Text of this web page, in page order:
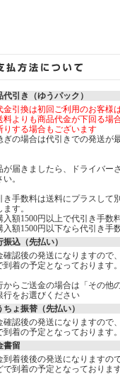
代引き（ゆうパック）
引換は初回ご利用のお客様
よりも商品代金が下回る場
りする場合もございます
ぎの場合は代引きでの発送が
が届きましたら、ドライバー
。
き手数料は送料にプラスして
す。
入額1500円以上で代引き手数
入額1500円以下なら代引き手
振込（先払い）
確認後の発送になりますので
到着の予定となっております
からご送金の場合は「その他
行をお選びください
ちょ振替（先払い）
確認後の発送になりますので
到着の予定となっております
書留
到着後後の発送になりますの
で到着の予定となっておりま